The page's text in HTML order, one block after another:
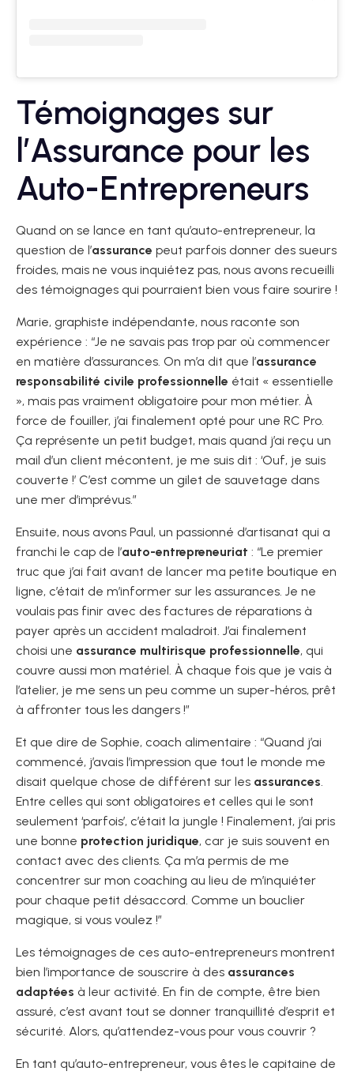
Témoignages sur
l’Assurance pour les
Auto-Entrepreneurs
Quand on se lance en tant qu’auto-entrepreneur, la
question de l’assurance peut parfois donner des sueurs
froides, mais ne vous inquiétez pas, nous avons recueilli
des témoignages qui pourraient bien vous faire sourire !
Marie, graphiste indépendante, nous raconte son
expérience : “Je ne savais pas trop par où commencer
en matière d’assurances. On m’a dit que l’assurance
responsabilité civile professionnelle était « essentielle
», mais pas vraiment obligatoire pour mon métier. À
force de fouiller, j’ai finalement opté pour une RC Pro.
Ça représente un petit budget, mais quand j’ai reçu un
mail d’un client mécontent, je me suis dit : ‘Ouf, je suis
couverte !’ C’est comme un gilet de sauvetage dans
une mer d’imprévus.”
Ensuite, nous avons Paul, un passionné d’artisanat qui a
franchi le cap de l’auto-entrepreneuriat : “Le premier
truc que j’ai fait avant de lancer ma petite boutique en
ligne, c’était de m’informer sur les assurances. Je ne
voulais pas finir avec des factures de réparations à
payer après un accident maladroit. J’ai finalement
choisi une assurance multirisque professionnelle, qui
couvre aussi mon matériel. À chaque fois que je vais à
l’atelier, je me sens un peu comme un super-héros, prêt
à affronter tous les dangers !”
Et que dire de Sophie, coach alimentaire : “Quand j’ai
commencé, j’avais l’impression que tout le monde me
disait quelque chose de différent sur les assurances.
Entre celles qui sont obligatoires et celles qui le sont
seulement ‘parfois’, c’était la jungle ! Finalement, j’ai pris
une bonne protection juridique, car je suis souvent en
contact avec des clients. Ça m’a permis de me
concentrer sur mon coaching au lieu de m’inquiéter
pour chaque petit désaccord. Comme un bouclier
magique, si vous voulez !”
Les témoignages de ces auto-entrepreneurs montrent
bien l’importance de souscrire à des assurances
adaptées à leur activité. En fin de compte, être bien
assuré, c’est avant tout se donner tranquillité d’esprit et
sécurité. Alors, qu’attendez-vous pour vous couvrir ?
En tant qu’auto-entrepreneur, vous êtes le capitaine de